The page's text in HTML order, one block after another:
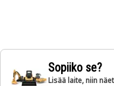
Sopiiko se?
Lisää laite, niin